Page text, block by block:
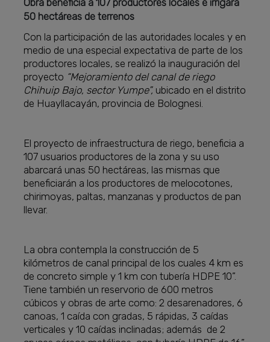
Obra beneficia a 107 productores locales e irrigará
50 hectáreas de terrenos
Con la participación de las autoridades locales y en
medio de una especial expectativa de parte de los
productores locales, se realizó la inauguración del
proyecto “Mejoramiento del canal de riego
Chihuip Bajo, sector Yumpe”, ubicado en el distrito
de Huayllacayán, provincia de Bolognesi.
El proyecto de infraestructura de riego, beneficia a
107 usuarios productores de la zona y su uso
abarcará unas 50 hectáreas, las mismas que
beneficiarán a los productores de melocotones,
chirimoyas, paltas, manzanas y productos de pan
llevar.
La obra contempla la construcción de 5
kilómetros de canal principal de los cuales 4 km es
de concreto simple y 1 km con tubería HDPE 10”.
Tiene también un reservorio de 600 metros
cúbicos y obras de arte como: 2 desarenadores, 6
canoas, 1 caída con gradas, 5 rápidas, 3 caídas
verticales y 10 caídas inclinadas; además de 2